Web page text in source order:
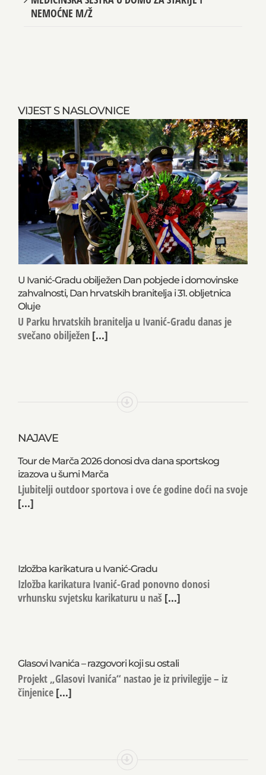
VIJEST S NASLOVNICE
U Ivanić-Gradu obilježen Dan pobjede i domovinske
zahvalnosti, Dan hrvatskih branitelja i 31. obljetnica
Oluje
U Parku hrvatskih branitelja u Ivanić-Gradu danas je
svečano obilježen [...]
NAJAVE
Tour de Marča 2026 donosi dva dana sportskog
izazova u šumi Marča
Ljubitelji outdoor sportova i ove će godine doći na svoje
[...]
Izložba karikatura u Ivanić-Gradu
Izložba karikatura Ivanić-Grad ponovno donosi
vrhunsku svjetsku karikaturu u naš [...]
Glasovi Ivanića – razgovori koji su ostali
Projekt „Glasovi Ivanića“ nastao je iz privilegije – iz
činjenice [...]
NEMOĆNE M/Ž